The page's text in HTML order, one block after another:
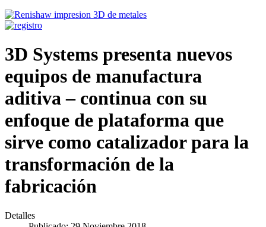
3D Systems presenta nuevos
equipos de manufactura
aditiva – continua con su
enfoque de plataforma que
sirve como catalizador para la
transformación de la
fabricación
Detalles